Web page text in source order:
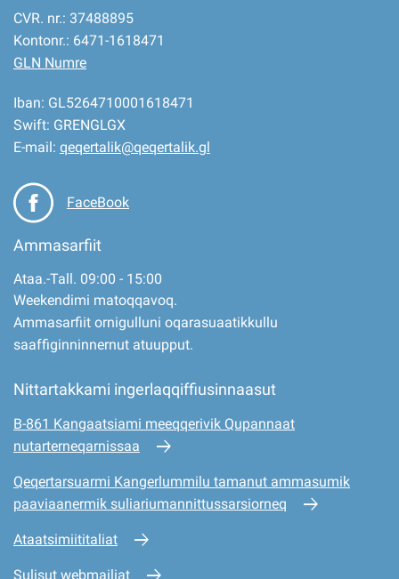
CVR. nr.: 37488895
Kontonr.: 6471-1618471
GLN Numre
Iban: GL5264710001618471
Swift: GRENGLGX
E-mail: qeqertalik@qeqertalik.gl
FaceBook
Ammasarfiit
Ataa.-Tall. 09:00 - 15:00
Weekendimi matoqqavoq.
Ammasarfiit ornigulluni oqarasuaatikkullu
saaffiginninnernut atuupput.
Nittartakkami ingerlaqqiffiusinnaasut
B-861 Kangaatsiami meeqqerivik Qupannaat
nutarterneqarnissaa
Qeqertarsuarmi Kangerlummilu tamanut ammasumik
paaviaanermik suliariumannittussarsiorneq
Ataatsimiititaliat
Sulisut webmailiat